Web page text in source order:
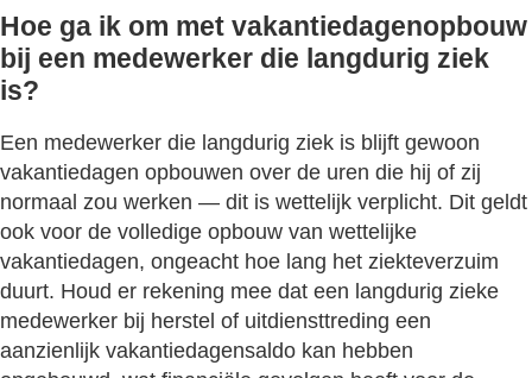
Hoe ga ik om met vakantiedagenopbouw
bij een medewerker die langdurig ziek
is?
Een medewerker die langdurig ziek is blijft gewoon
vakantiedagen opbouwen over de uren die hij of zij
normaal zou werken — dit is wettelijk verplicht. Dit geldt
ook voor de volledige opbouw van wettelijke
vakantiedagen, ongeacht hoe lang het ziekteverzuim
duurt. Houd er rekening mee dat een langdurig zieke
medewerker bij herstel of uitdiensttreding een
aanzienlijk vakantiedagensaldo kan hebben